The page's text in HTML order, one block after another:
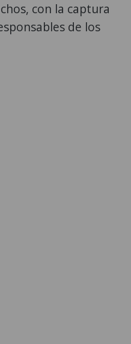
con la captura
de los